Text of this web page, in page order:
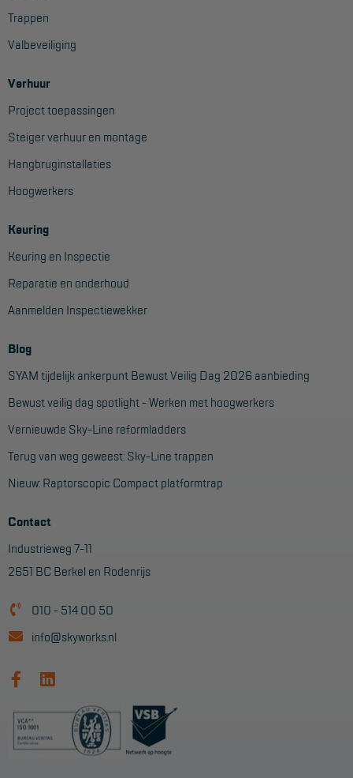
Trappen
Valbeveiliging
Verhuur
Project toepassingen
Steiger verhuur en montage
Hangbruginstallaties
Hoogwerkers
Keuring
Keuring en Inspectie
Reparatie en onderhoud
Aanmelden Inspectiewekker
Blog
SYAM tijdelijk ankerpunt Bewust Veilig Dag 2026 aanbieding
Bewust veilig dag spotlight - Werken met hoogwerkers
Vernieuwde Sky-Line reformladders
Terug van weg geweest: Sky-Line trappen
Nieuw: Raptorscopic Compact platformtrap
Contact
Industrieweg 7-11
2651 BC Berkel en Rodenrijs
010 - 514 00 50
info@skyworks.nl